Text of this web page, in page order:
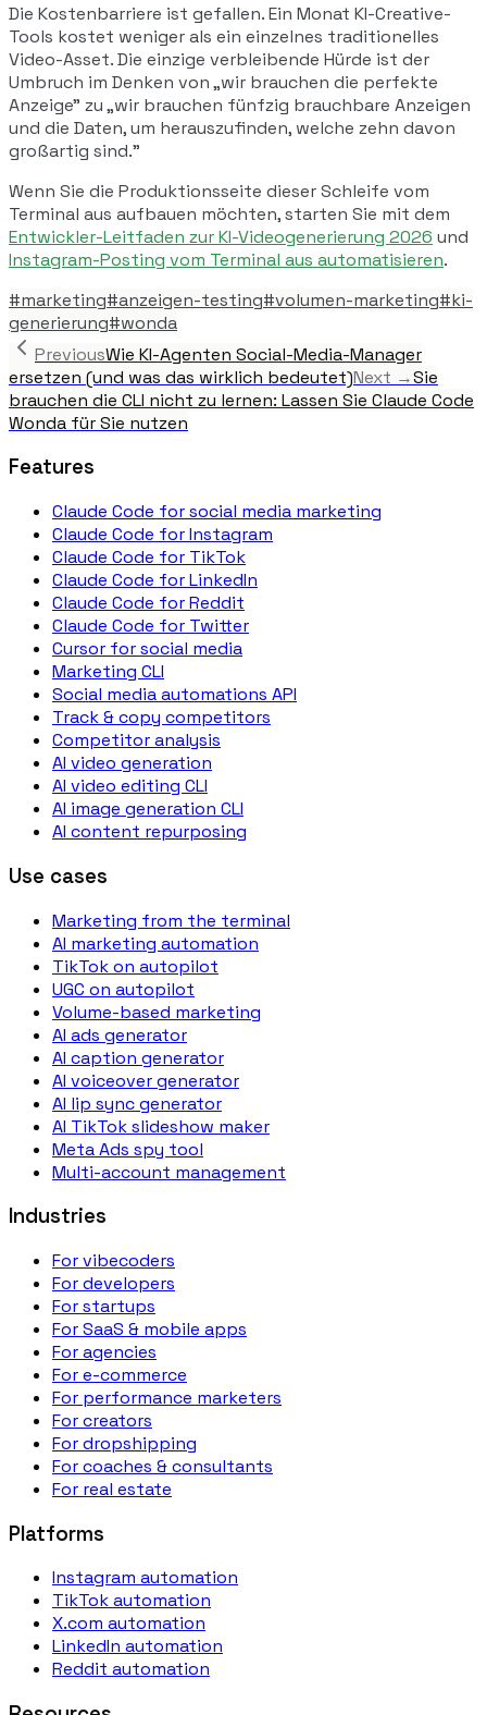
Die Kostenbarriere ist gefallen. Ein Monat KI-Creative-
Tools kostet weniger als ein einzelnes traditionelles
Video-Asset. Die einzige verbleibende Hürde ist der
Umbruch im Denken von „wir brauchen die perfekte
Anzeige" zu „wir brauchen fünfzig brauchbare Anzeigen
und die Daten, um herauszufinden, welche zehn davon
großartig sind."
Wenn Sie die Produktionsseite dieser Schleife vom
Terminal aus aufbauen möchten, starten Sie mit dem
Entwickler-Leitfaden zur KI-Videogenerierung 2026 und
Instagram-Posting vom Terminal aus automatisieren.
#marketing#anzeigen-testing#volumen-marketing#ki-
generierung#wonda
PreviousWie KI-Agenten Social-Media-Manager
ersetzen (und was das wirklich bedeutet)Next →Sie
brauchen die CLI nicht zu lernen: Lassen Sie Claude Code
Wonda für Sie nutzen
Features
Claude Code for social media marketing
Claude Code for Instagram
Claude Code for TikTok
Claude Code for LinkedIn
Claude Code for Reddit
Claude Code for Twitter
Cursor for social media
Marketing CLI
Social media automations API
Track & copy competitors
Competitor analysis
AI video generation
AI video editing CLI
AI image generation CLI
AI content repurposing
Use cases
Marketing from the terminal
AI marketing automation
TikTok on autopilot
UGC on autopilot
Volume-based marketing
AI ads generator
AI caption generator
AI voiceover generator
AI lip sync generator
AI TikTok slideshow maker
Meta Ads spy tool
Multi-account management
Industries
For vibecoders
For developers
For startups
For SaaS & mobile apps
For agencies
For e-commerce
For performance marketers
For creators
For dropshipping
For coaches & consultants
For real estate
Platforms
Instagram automation
TikTok automation
X.com automation
LinkedIn automation
Reddit automation